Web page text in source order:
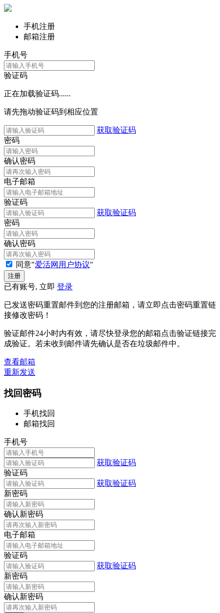
手机注册
邮箱注册
手机号
验证码
正在加载验证码......
请先拖动验证码到相应位置
获取验证码
密码
确认密码
电子邮箱
验证码
获取验证码
密码
确认密码
同意"爱活网用户协议"
已有账号, 立即 登录
已发送密码重置邮件到您的注册邮箱，请立即点击密码重置链
接修改密码！
验证邮件24小时内有效，请尽快登录您的邮箱点击验证链接完
成验证。若未收到邮件请先确认是否在垃圾邮件中。
查看邮箱
重新发送
找回密码
手机找回
邮箱找回
手机号
获取验证码
验证码
获取验证码
新密码
确认新密码
电子邮箱
验证码
获取验证码
新密码
确认新密码